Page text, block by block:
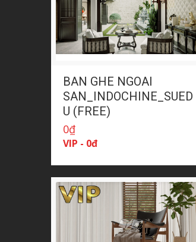
BAN GHE NGOAI
SAN_INDOCHINE_SUED
U (FREE)
0₫
VIP - 0đ